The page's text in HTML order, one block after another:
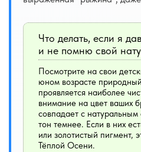
Что делать, если я
и не помню свой
Посмотрите на свои
юном возрасте
проявляется наиболее
внимание на цвет ваших
совпадает с
тон темнее. Если в них
или золотистый пигмент,
Тёплой Осени.